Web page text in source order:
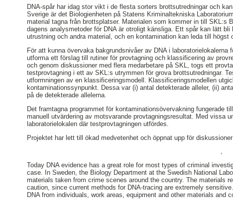
DNA-spår har idag stor vikt i de flesta sorters brottsutredningar och
Sverige är det Biologienheten på Statens Kriminaltekniska
material tagna från brottsplatser. Materialen som kommer in till SKL:s
dagens analysmetoder för DNA är otroligt känsliga. Ett spår kan lätt
utrustning och andra material, och en kontamination kan leda till högst
För att kunna övervaka bakgrundsnivåer av DNA i
utforma ett förslag till rutiner för provtagning och klassificering av
och genom diskussioner med flera medarbetare på SKL, togs ett
testprovtagning i ett av SKL:s utrymmen för grova brottsutredningar.
utformningen av en klassificeringsmodell. Klassificeringsmodellen
kontaminationssynpunkt. Dessa var (i) antal detekterade alleler, (ii)
på de detekterade allelerna.
Det framtagna programmet för kontaminationsövervakning fungerade
manuell utvärdering av motsvarande provtagningsresultat. Med vissa
laboratorielokalen där testprovtagningen utfördes.
Projektet har lett till ökad medvetenhet och öppnat upp för
,
Today DNA evidence has a great role for most types of criminal
case. In Sweden, the Biology Department at the Swedish National
materials taken from crime scenes around the country. The materials
caution, since current methods for DNA-tracing are extremely
DNA from individuals, work areas, equipment and other materials and